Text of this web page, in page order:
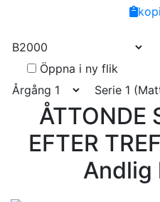
EmailCopy
Öppna i ny flik
ÅTTONDE
EFTER
Andlig